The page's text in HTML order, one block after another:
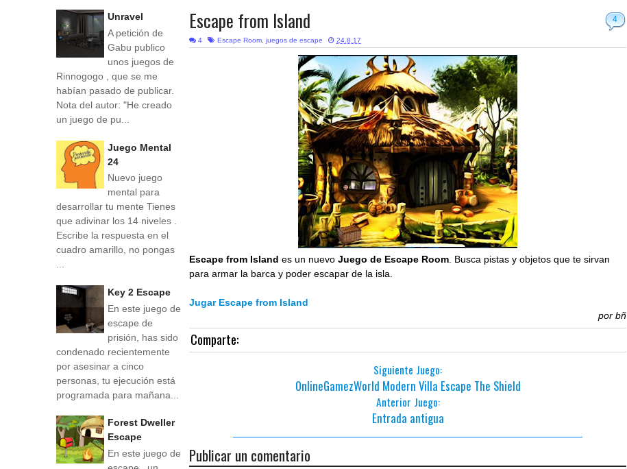
4
Escape from Island
4 Escape Room juegos de escape 24.8.17
Escape from Islandes un nuevoJuego de Escape Room . Busca pistas y objetos que te sirvan
para armar la barca y poder escapar de la isla.
Jugar Escape from Island
por bñ
Comparte:
Siguiente Juego:
OnlineGamezWorld Modern Villa Escape The Shield
Anterior Juego:
Entrada antigua
Publicar un comentario
Unravel
A petición de
Gabu publico
unos juegos de
Rinnogogo , que se me
habían pasado de publicar.
Nota del autor: "He creado
un juego de pu...
Juego Mental
24
Nuevo juego
mental para
desarrollar tu mente Tienes
que adivinar los 14 niveles .
Escribe la respuesta en el
cuadro amarillo, no pongas
...
Key 2 Escape
En este juego de
escape de
prisión, has sido
condenado recientemente
por asesinar a cinco
personas, tu ejecución está
programada para mañana...
Forest Dweller
Escape
En este juego de